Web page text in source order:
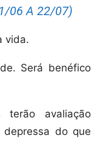
06 A 22/07)
vida.
Será benéfico
terão avaliação
do que